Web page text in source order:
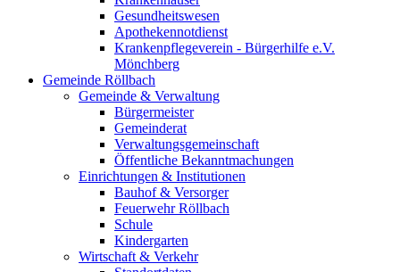
Gesundheitswesen
Apothekennotdienst
Krankenpflegeverein - Bürgerhilfe e.V.
Mönchberg
Gemeinde Röllbach
Gemeinde & Verwaltung
Bürgermeister
Gemeinderat
Verwaltungsgemeinschaft
Öffentliche Bekanntmachungen
Einrichtungen & Institutionen
Bauhof & Versorger
Feuerwehr Röllbach
Schule
Kindergarten
Wirtschaft & Verkehr